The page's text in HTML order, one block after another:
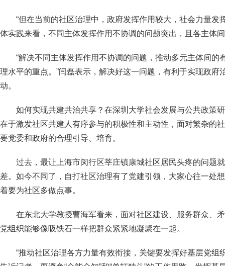
“但在当前的社区治理中，政府发挥作用较大，社会力量发
体实践来看，不同主体发挥作用不协调的问题突出，且各主体
“解决不同主体发挥作用不协调的问题，推动多元主体间的
理水平的重点。”闫磊表示，解决好这一问题，有利于实现政府
动。
如何实现共建共治共享？在深圳大学社会发展与公共政策
在于激发社区共建人有序参与的积极性和主动性，面对繁杂的
要党委和政府的合理引导、培育。
过去，最让上海市闵行区莘庄镇康城社区居民头疼的问题
差。如今不同了，自打社区治理有了党建引领，大家心往一处
着要为社区多做点事。
在东北大学教授曹海军看来，面对社区建设、服务群众、
党组织能够像吸铁石一样把群众紧紧地凝聚在一起。
“推动社区治理各方力量有效衔接，关键要发挥好基层党组